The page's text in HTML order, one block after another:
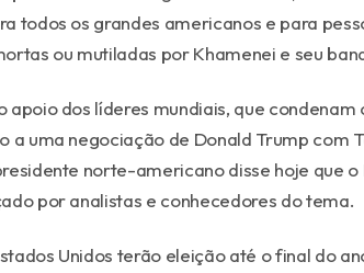
todos os grandes americanos e para
ou mutiladas por Khamenei e seu
dos líderes mundiais, que condenam
a uma negociação de Donald Trump com
norte-americano disse hoje que
por analistas e conhecedores do tema.
Unidos terão eleição até o final do